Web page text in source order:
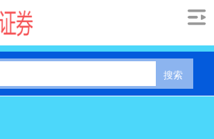
搜索